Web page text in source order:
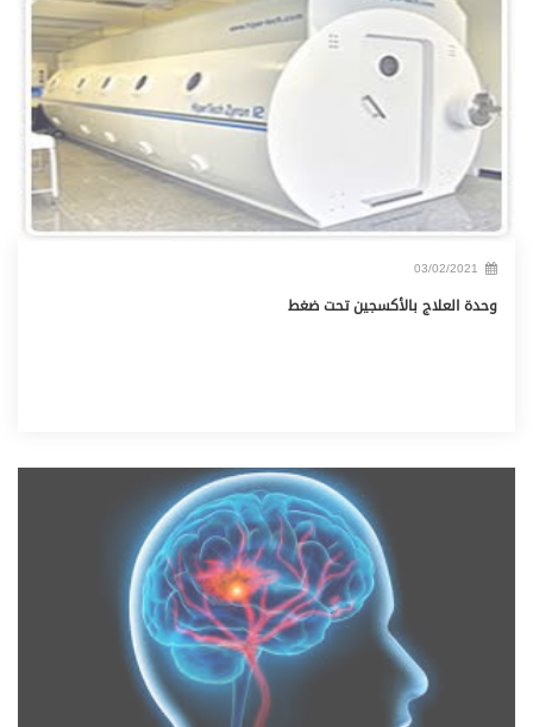
وحدة العلاج بالأكسجين تحت ضغط